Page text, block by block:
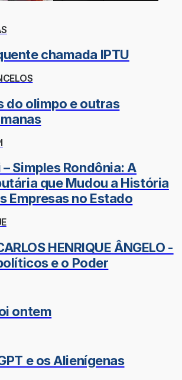
chamada IPTU
do olimpo e outras
Simples Rondônia: A
que Mudou a História
Empresas no Estado
HENRIQUE ÂNGELO -
e o Poder
ontem
e os Alienígenas